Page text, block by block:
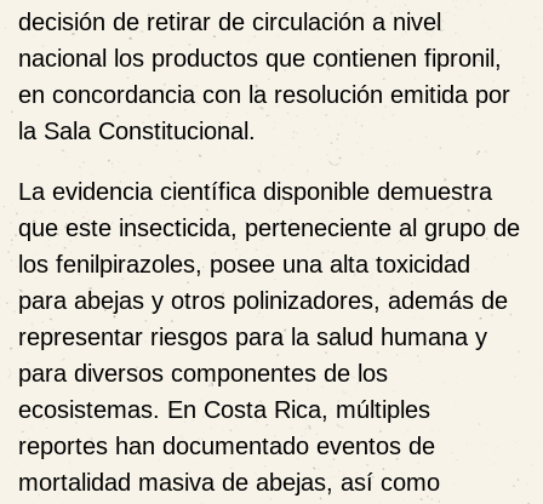
decisión de retirar de circulación a nivel
nacional los productos que contienen fipronil,
en concordancia con la resolución emitida por
la Sala Constitucional.
La evidencia científica disponible demuestra
que este insecticida, perteneciente al grupo de
los fenilpirazoles, posee una alta toxicidad
para abejas y otros polinizadores, además de
representar riesgos para la salud humana y
para diversos componentes de los
ecosistemas. En Costa Rica, múltiples
reportes han documentado eventos de
mortalidad masiva de abejas, así como